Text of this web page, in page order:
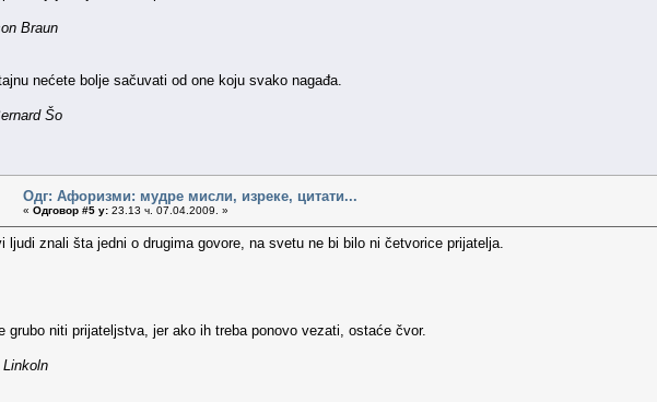
Braun
nećete bolje sačuvati od one koju svako nagađa.
Šo
Одг: Афоризми: мудре мисли, изреке, цитати...
« Одговор #5 у: 23.13 ч. 07.04.2009. »
ljudi znali šta jedni o drugima govore, na svetu ne bi bilo ni četvorice prijatelja.
grubo niti prijateljstva, jer ako ih treba ponovo vezati, ostaće čvor.
Linkoln